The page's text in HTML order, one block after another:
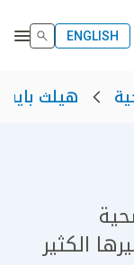
ENGLISH
هيلث بايت
الكثير